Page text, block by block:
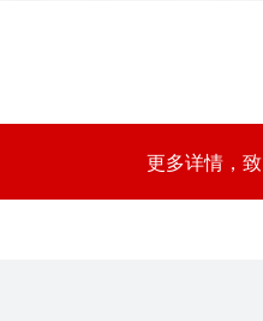
更多详情，